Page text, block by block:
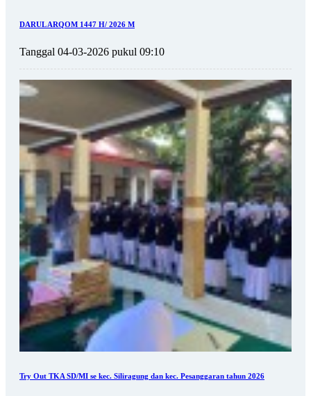
DARUL ARQOM 1447 H/ 2026 M
Tanggal 04-03-2026 pukul 09:10
Try Out TKA SD/MI se kec. Siliragung dan kec. Pesanggaran tahun 2026